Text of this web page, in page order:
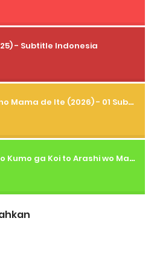
- Subtitle Indonesia
Meitantei no Mama de Ite (2026) - 01 Subtitle Indonesia
Natsuiro no Kumo ga Koi to Arashi wo Makiokosu (2026) - 01 Subtitle Indonesia